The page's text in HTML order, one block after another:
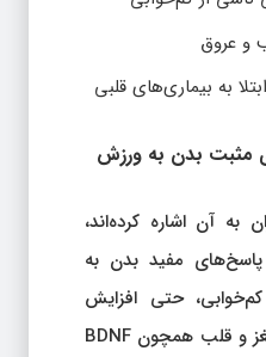
و عروق
به بیماری‌های قلبی
مثبت بدن به ورزش
به آن اشاره کرده‌اند،
پاسخ‌های مفید بدن به
حتی افزایش
پروتئین‌های محافظتی مغز و قلب همچون BDNF